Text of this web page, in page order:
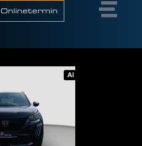
Onlinetermin
AI